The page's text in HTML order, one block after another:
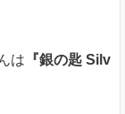
は 『銀の匙 Silv